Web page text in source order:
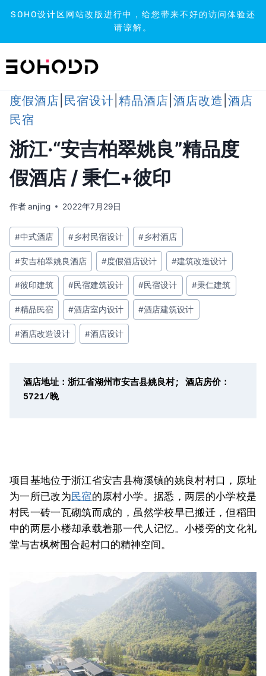
SOHO设计区网站改版进行中，给您带来不好的访问体验还
请谅解。
到
度假酒店 民宿设计 精品酒店 酒店改造 酒店
民宿
浙江·“安吉柏翠姚良”精品度
假酒店 / 秉仁+彼印
作者anjing 2022年7月29日
文
章
标
签：
#中式酒店 #乡村民宿设计 #乡村酒店
#安吉柏翠姚良酒店 #度假酒店设计 #建筑改造设计
#彼印建筑 #民宿建筑设计 #民宿设计 #秉仁建筑
#精品民宿 #酒店室内设计 #酒店建筑设计
#酒店改造设计 #酒店设计
酒店地址：浙江省湖州市安吉县姚良村; 酒店房价：
5721/晚
项目基地位于浙江省安吉县梅溪镇的姚良村村口，原址
为一所已改为民宿的原村小学。据悉，两层的小学校是
村民一砖一瓦砌筑而成的，虽然学校早已搬迁，但稻田
中的两层小楼却承载着那一代人记忆。小楼旁的文化礼
堂与古枫树围合起村口的精神空间。